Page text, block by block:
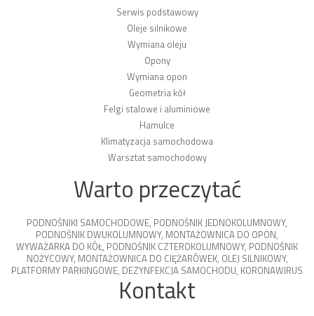
Serwis podstawowy
Oleje silnikowe
Wymiana oleju
Opony
Wymiana opon
Geometria kół
Felgi stalowe i aluminiowe
Hamulce
Klimatyzacja samochodowa
Warsztat samochodowy
Warto przeczytać
PODNOŚNIKI SAMOCHODOWE, PODNOŚNIK JEDNOKOLUMNOWY,
PODNOŚNIK DWUKOLUMNOWY, MONTAŻOWNICA DO OPON,
WYWAŻARKA DO KÓŁ, PODNOŚNIK CZTEROKOLUMNOWY, PODNOŚNIK
NOŻYCOWY, MONTAŻOWNICA DO CIĘŻARÓWEK, OLEJ SILNIKOWY,
PLATFORMY PARKINGOWE, DEZYNFEKCJA SAMOCHODU, KORONAWIRUS
Kontakt